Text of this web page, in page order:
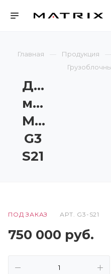
Главная Продукция
Дельта-
машина
Matrix
G3
S21
ПОД ЗАКАЗ АРТ. G3-S21
750 000 руб.